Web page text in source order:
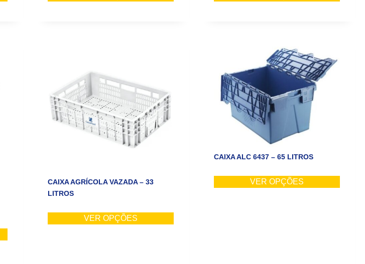
CAIXA AGRÍCOLA VAZADA – 33
LITROS
VER OPÇÕES
CAIXA ALC 6437 – 65 LITROS
VER OPÇÕES